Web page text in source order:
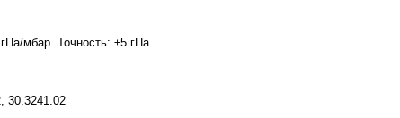
мбар. Точность: ±5 гПа
30.3241.02